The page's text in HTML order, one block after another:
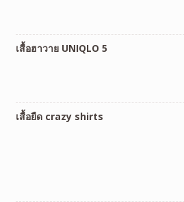
เสื้อฮาวาย UNIQLO 5
เสื้อยืด crazy shirts